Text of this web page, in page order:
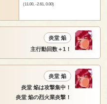
(11.00, -2.61, 0.00)
炎堂 焔
主行動回数＋1！
炎堂 焔
炎堂 焔は攻撃集中！
炎堂 焔の烈火業炎撃！